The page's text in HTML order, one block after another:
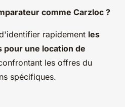
comme Carzloc ?
rapidement les
pour une location de
les offres du
spécifiques.